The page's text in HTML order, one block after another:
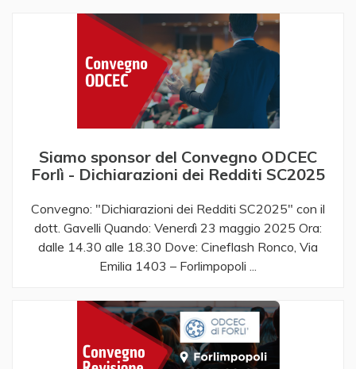
Siamo sponsor del Convegno ODCEC
Forlì - Dichiarazioni dei Redditi SC2025
Convegno: "Dichiarazioni dei Redditi SC2025" con il
dott. Gavelli ​ ​ Quando: Venerdì 23 maggio 2025 Ora:
dalle 14.30 alle 18.30 Dove: Cineflash Ronco, Via
Emilia 1403 – Forlimpopoli ...